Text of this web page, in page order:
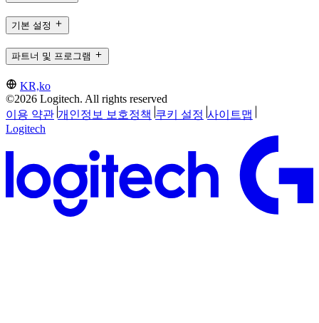
기본 설정
파트너 및 프로그램
KR,ko
©2026 Logitech. All rights reserved
이용 약관 개인정보 보호정책 쿠키 설정 사이트맵
Logitech